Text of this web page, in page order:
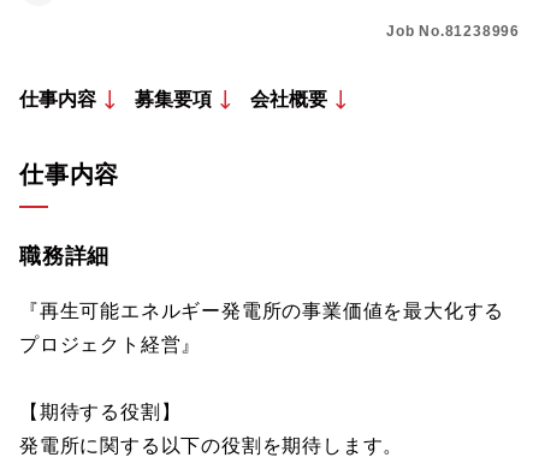
Job No.81238996
仕事内容 募集要項 会社概要
仕事内容
職務詳細
『再生可能エネルギー発電所の事業価値を最大化する
プロジェクト経営』
【期待する役割】
発電所に関する以下の役割を期待します。